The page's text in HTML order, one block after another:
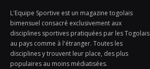
L'Equipe Sportive est un magazine togolais
bimensuel consacré exclusivement aux
disciplines sportives pratiquées par les Togolais
au pays comme à l'étranger. Toutes les
disciplines y trouvent leur place, des plus
populaires au moins médiatisées.